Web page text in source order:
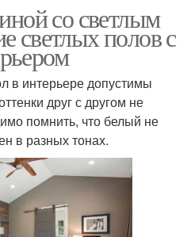
со светлым
светлых полов с
в интерьере допустимы
друг с другом не
помнить, что белый не
в разных тонах.